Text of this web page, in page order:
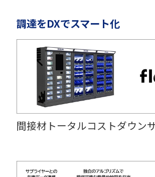
調達をDXでスマート化
間接材トータルコストダウン